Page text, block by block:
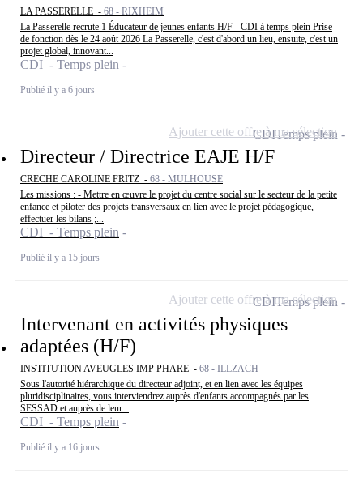
LA PASSERELLE - 68 - RIXHEIM
La Passerelle recrute 1 Éducateur de jeunes enfants H/F - CDI à temps plein Prise
de fonction dès le 24 août 2026 La Passerelle, c'est d'abord un lieu, ensuite, c'est un
projet global, innovant...
CDI - Temps plein
Publié il y a 6 jours
Directeur / Directrice EAJE H/F
CRECHE CAROLINE FRITZ - 68 - MULHOUSE
Les missions : - Mettre en œuvre le projet du centre social sur le secteur de la petite
enfance et piloter des projets transversaux en lien avec le projet pédagogique,
effectuer les bilans ;...
CDI - Temps plein
Publié il y a 15 jours
CDITemps plein
Ajouter cette offre à ma sélection
Intervenant en activités physiques
adaptées (H/F)
INSTITUTION AVEUGLES IMP PHARE - 68 - ILLZACH
Sous l'autorité hiérarchique du directeur adjoint, et en lien avec les équipes
pluridisciplinaires, vous interviendrez auprès d'enfants accompagnés par les
SESSAD et auprès de leur...
CDI - Temps plein
Publié il y a 16 jours
CDITemps plein
Ajouter cette offre à ma sélection